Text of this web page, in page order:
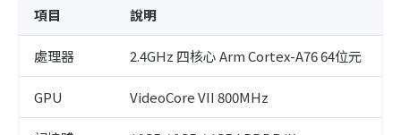
項目 說明
處理器 2.4GHz 四核心 Arm Cortex-A76 64位元
GPU VideoCore VII 800MHz